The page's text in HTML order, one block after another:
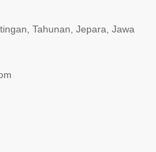
Tahunan, Jepara, Jawa